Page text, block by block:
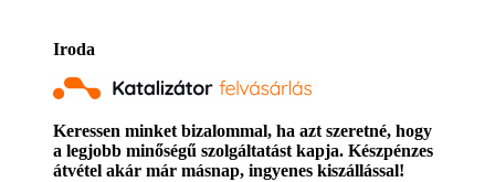
Iroda
Keressen minket bizalommal, ha azt szeretné, hogy
a legjobb minőségű szolgáltatást kapja. Készpénzes
átvétel akár már másnap, ingyenes kiszállással!